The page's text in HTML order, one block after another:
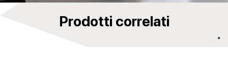
Prodotti correlati